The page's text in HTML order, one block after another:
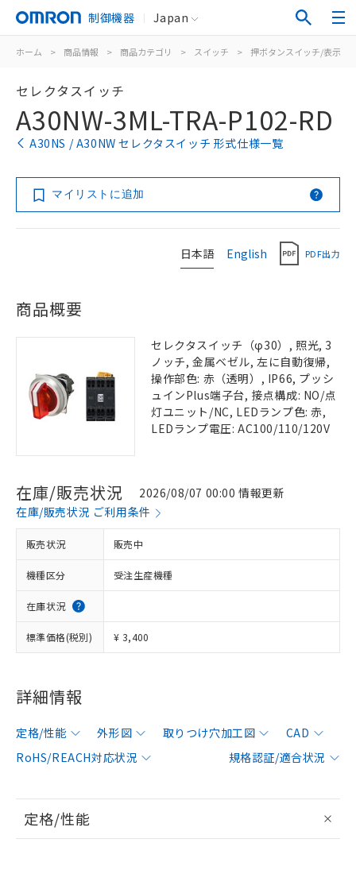
制御機器 Japan
ホーム > 商品情報 > 商品カテゴリ > スイッチ > 押ボタンスイッチ/表示灯
セレクタスイッチ
A30NW-3ML-TRA-P102-RD
A30NS / A30NW セレクタスイッチ 形式仕様一覧
マイリストに追加
日本語 English PDF出力
商品概要
セレクタスイッチ（φ30）, 照光, 3
ノッチ, 金属ベゼル, 左に自動復帰,
操作部色: 赤（透明）, IP66, プッシ
ュインPlus端子台, 接点構成: NO/点
灯ユニット/NC, LEDランプ色: 赤,
LEDランプ電圧: AC100/110/120V
在庫/販売状況
2026/08/07 00:00 情報更新
在庫/販売状況 ご利用条件
販売状況 販売中
機種区分 受注生産機種
在庫状況
標準価格(税別) ¥ 3,400
詳細情報
定格/性能 外形図 取りつけ穴加工図
CAD
RoHS/REACH対応状況
規格認証/適合状況
定格/性能